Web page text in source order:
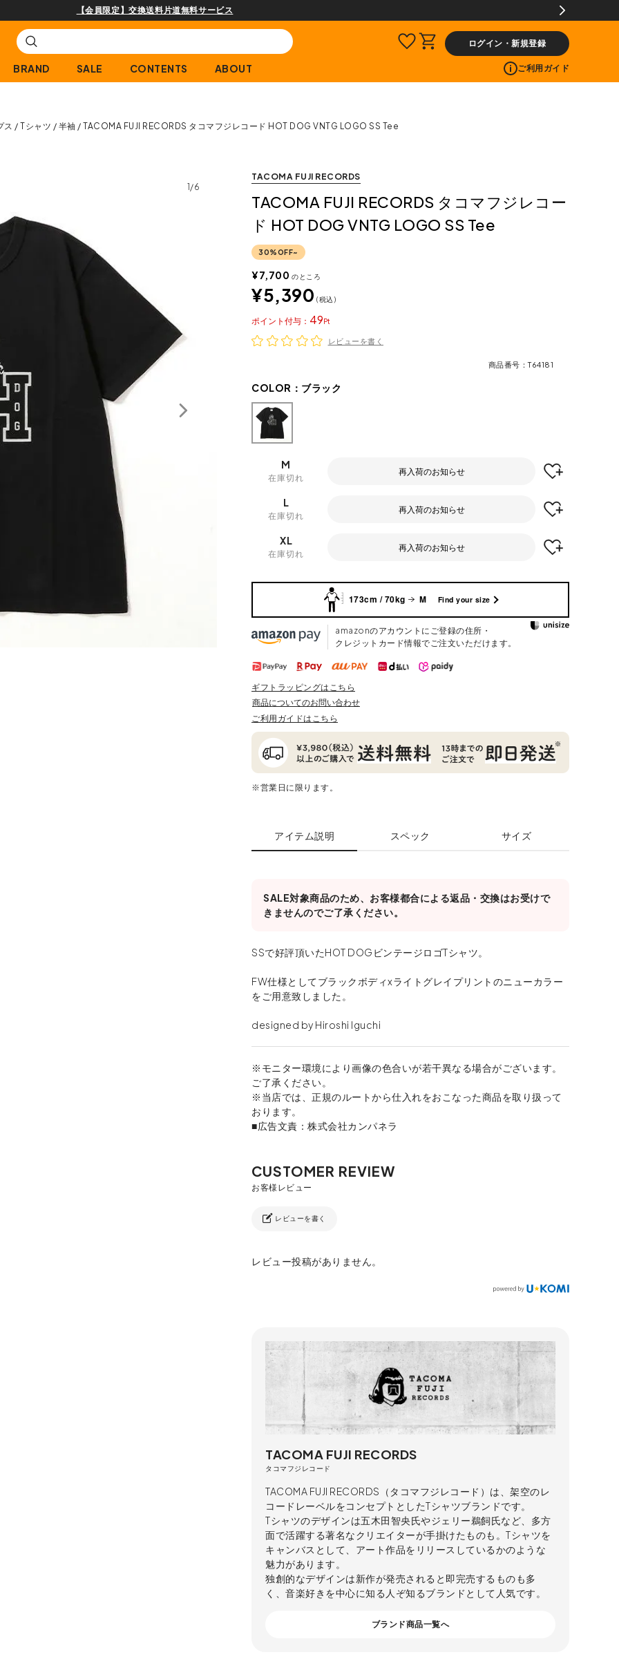
購入商品[¥2,000(税込)以上]のレビュー投稿で300ptプレゼント!
ログイン・新規登録
BRAND SALE CONTENTS ABOUT ご利用ガイド
ス Tシャツ 半袖 TACOMA FUJI RECORDS タコマフジレコード HOT DOG VNTG LOGO SS Tee
1/6
TACOMA FUJI RECORDS
TACOMA FUJI RECORDS タコマフジレコー
ド HOT DOG VNTG LOGO SS Tee
30%OFF~
¥7,700 のところ
¥5,390 税込
49
ポイント
レビューを書く
商品番号 T64181
COLOR： ブラック
M
在庫切れ
再入荷のお知らせ
L
在庫切れ
再入荷のお知らせ
XL
在庫切れ
再入荷のお知らせ
173cm / 70kg M Find your size
amazonのアカウントにご登録の住所・
クレジットカード情報でご注文いただけます。
ギフトラッピングはこちら
商品についてのお問い合わせ
ご利用ガイドはこちら
※営業日に限ります。
アイテム説明 スペック サイズ
SALE対象商品のため、お客様都合による返品・交換はお受けで
きませんのでご了承ください。
SSで好評頂いたHOT DOGビンテージロゴTシャツ。
FW仕様としてブラックボディxライトグレイプリントのニューカラー
をご用意致しました。
designed by Hiroshi Iguchi
※モニター環境により画像の色合いが若干異なる場合がございます。
ご了承ください。
※当店では、正規のルートから仕入れをおこなった商品を取り扱って
おります。
■広告文責：株式会社カンパネラ
レビューを書く
レビュー投稿がありません。
TACOMA FUJI RECORDS
タコマフジレコード
TACOMA FUJI RECORDS（タコマフジレコード）は、架空のレ
コードレーベルをコンセプトとしたTシャツブランドです。
Tシャツのデザインは五木田智央氏やジェリー鵜飼氏など、多方
面で活躍する著名なクリエイターが手掛けたものも。Tシャツを
キャンバスとして、アート作品をリリースしているかのような
魅力があります。
独創的なデザインは新作が発売されると即完売するものも多
く、音楽好きを中心に知る人ぞ知るブランドとして人気です。
ブランド商品一覧へ